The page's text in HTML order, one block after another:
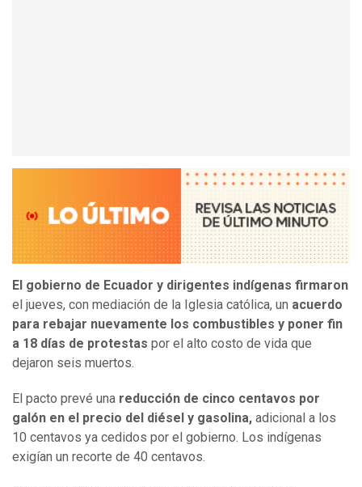
El gobierno de Ecuador y dirigentes indígenas firmaron
el jueves, con mediación de la Iglesia católica, un acuerdo
para rebajar nuevamente los combustibles y poner fin
a 18 días de protestas por el alto costo de vida que
dejaron seis muertos.
El pacto prevé una reducción de cinco centavos por
galón en el precio del diésel y gasolina, adicional a los
10 centavos ya cedidos por el gobierno. Los indígenas
exigían un recorte de 40 centavos.